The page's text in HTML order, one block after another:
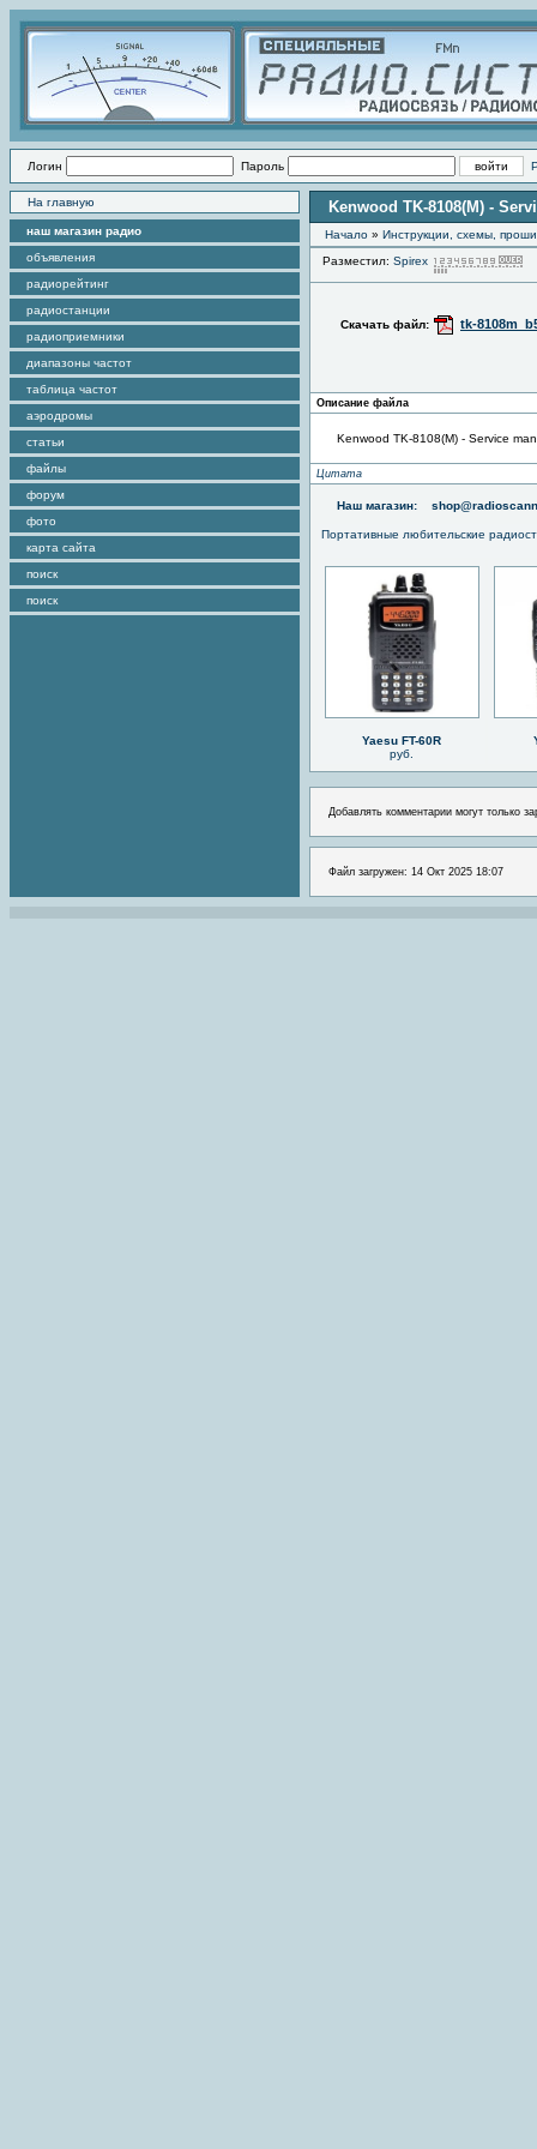
Логин Пароль
На главную
наш магазин радио
объявления
радиорейтинг
радиостанции
радиоприемники
диапазоны частот
таблица частот
аэродромы
статьи
файлы
форум
фото
карта сайта
поиск
поиск
Kenwood TK-8108(M) -
Начало » Инструкции, схемы,
Разместил: Spirex
Скачать файл: tk-
Описание файла
Kenwood TK-8108(M) - Service
Цитата
Наш магазин:
Портативные любительские
Yaesu FT-60R
руб.
Добавлять комментарии могут только
Файл загружен: 14 Окт 2025 18:07